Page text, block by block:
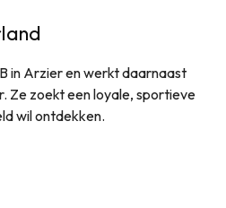
in Arzier en werkt daarnaast
Ze zoekt een loyale, sportieve
wil ontdekken.